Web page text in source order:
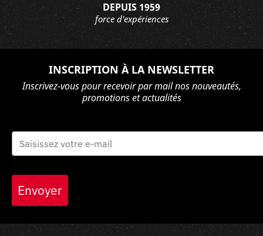
DEPUIS 1959
force d'expériences
INSCRIPTION À LA NEWSLETTER
Inscrivez-vous pour recevoir par mail nos nouveautés,
promotions et actualités
Envoyer